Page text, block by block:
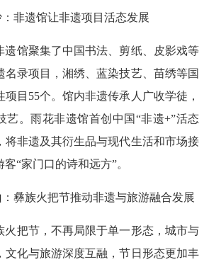
非遗馆让非遗项目活态发展
遗馆聚集了中国书法、剪纸、皮影戏等
名录项目，湘绣、蓝染技艺、苗绣等国
目55个。馆内非遗传承人广收学徒，
艺。雨花非遗馆首创中国“非遗+”活态
将非遗及其衍生品与现代生活和市场接
“家门口的诗和远方”。
：彝族火把节推动非遗与旅游融合发展
火把节，不再局限于单一形态，城市与
文化与旅游深度互融，节日形态更加丰